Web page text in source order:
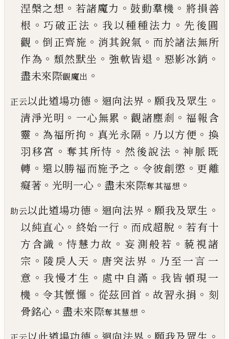
涅槃之想 。 若諸魔力 。 鼓動羣機 。 將損善
根 。 巧破正法 。 我以種種法力 。 先後圓
觀 。 倒正齊施 。 消其銳氣 。 而於諸法無所
作為 。 頹然默坐 。 強軟皆退 。 惡影冰銷 。
盡未來際觀魔出 。
正云以此道場功德 。 迴向法界 。 願我及眾生 。
清淨光明 。 一心無累 。 觀諸塵剎 。 福報含
靈 。 為福所拘 。 真光永隔 。 乃以方便 。 換
羽移宮 。 奪其所恃 。 然後說法 。 神脈 既
轉 。 還以勝福而施予之 。 令彼創懲 。 更離
癡著 。 光明一心 。 盡未來際奪其福想 。
助云以此道場功德 。 迴向法界 。 願我及眾生 。
以純直心 。 終始一行 。 而成超脫 。 若有十
方含識 。 恃慧力故 。 妄 測般若 。 藐視諸
宗 。 陵戾人天 。 唐突法界 。 乃至一言 一
意 。 我慢才生 。 處中自滿 。 我皆頓現一
機 。 令其懡㦬 。 從茲回首 。 故習永捐 。 刻
骨銘心 。 盡未來際奪其慧想 。